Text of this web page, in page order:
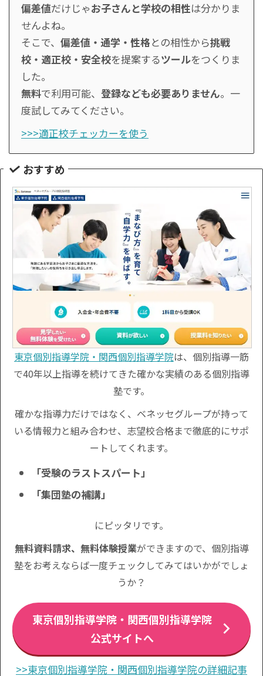
偏差値だけじゃお子さんと学校の相性は分かりま
せんよね。
そこで、 偏差値・通学・性格との相性から挑戦
校・適正校・安全校を提案するツールをつくりま
した。
無料で利用可能、 登録なども必要ありません。一
度試してみてください。
>>>適正校チェッカーを使う
おすすめ
東京個別指導学院・関西個別指導学院は、個別指導一筋
で40年以上指導を続けてきた確かな実績のある個別指導
塾です。
確かな指導力だけではなく、ベネッセグループが持って
いる情報力と組み合わせ、志望校合格まで徹底的にサポ
ートしてくれます。
「受験のラストスパート」
「集団塾の補講」
にピッタリです。
無料資料請求、無料体験授業ができますので、個別指導
塾をお考えならば一度チェックしてみてはいかがでしょ
うか？
東京個別指導学院・関西個別指導学院
公式サイトへ
>>東京個別指導学院・関西個別指導学院の詳細記事